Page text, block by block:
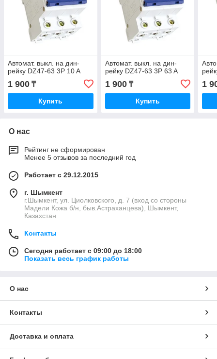
Автомат. выкл. на дин-
рейку DZ47-63 3P 10 A
1 900 ₸
Купить
Автомат. выкл. на дин-
рейку DZ47-63 3P 63 A
1 900₸
Купить
1
О нас
Рейтинг не сформирован
Менее 5 отзывов за последний год
Работает с 29.12.2015
г. Шымкент
г.Шымкент, ул. Циолковского, д. 7 (вход со стороны
Мадели Кожа б/н, быв.Астраханцева), Шымкент,
Казахстан
Контакты
Сегодня работает с 09:00 до 18:00
Показать весь график работы
О нас
Контакты
Доставка и оплата